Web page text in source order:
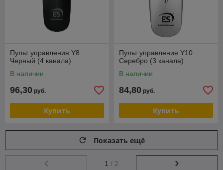
Пульт управления Y8
Черный (4 канала)
В наличии
96,30 руб.
Купить
Пульт управления Y10
Серебро (3 канала)
В наличии
84,80 руб.
Купить
Показать ещё
1 / 2